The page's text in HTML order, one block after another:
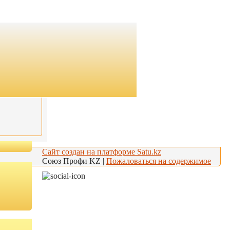
Сайт создан на платформе Satu.kz
Союз Профи KZ | Пожаловаться на содержимое